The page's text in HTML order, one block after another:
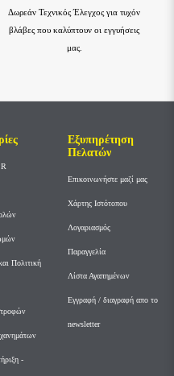
Δωρεάν Τεχνικός Έλεγχος για τυχόν
βλάβες που καλύπτουν οι εγγυήσεις
μας.
Πολιτική
-
Εξυπηρέτηση
Πελατών
Επικοινωνήστε μαζί μας
Χάρτης Ιστότοπου
Λογαριασμός
Παραγγελία
Λίστα Αγαπημένων
Εγγραφή / διαγραφή απο το
newsletter